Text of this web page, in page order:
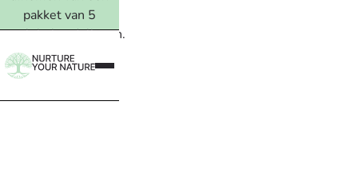
pakket van 5
Lees meer →